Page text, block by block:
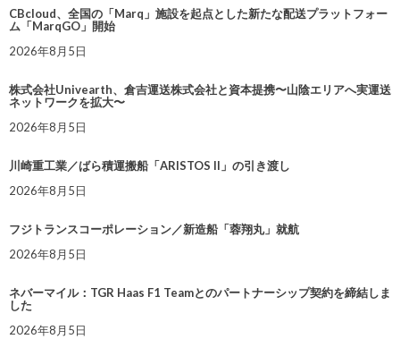
CBcloud、全国の「Marq」施設を起点とした新たな配送プラットフォー
ム「MarqGO」開始
2026年8月5日
株式会社Univearth、倉吉運送株式会社と資本提携〜山陰エリアへ実運送
ネットワークを拡大〜
2026年8月5日
川崎重工業／ばら積運搬船「ARISTOS II」の引き渡し
2026年8月5日
フジトランスコーポレーション／新造船「蓉翔丸」就航
2026年8月5日
ネバーマイル：TGR Haas F1 Teamとのパートナーシップ契約を締結しま
した
2026年8月5日